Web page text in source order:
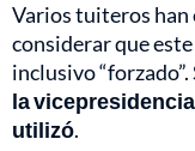
Varios tuiteros han
considerar que
inclusivo
la
utilizó.